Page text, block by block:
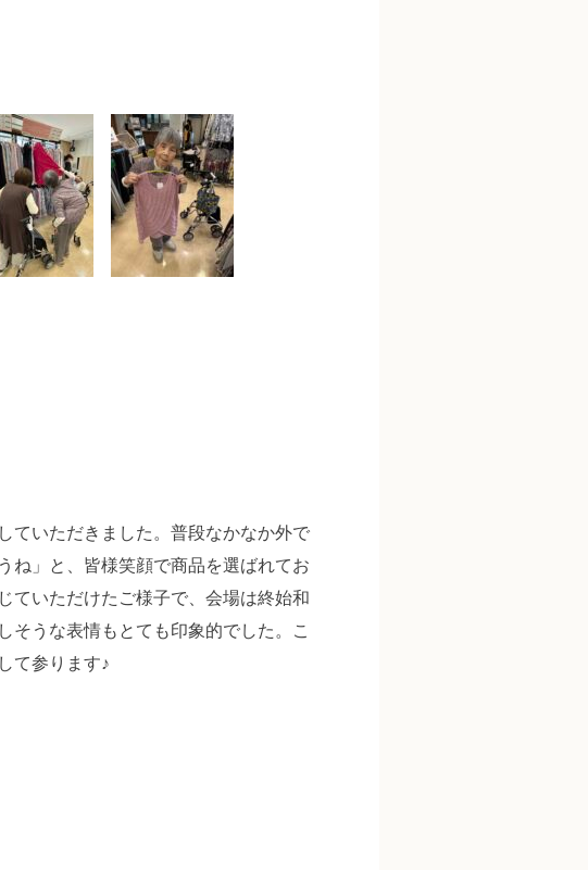
ていただきました。普段なかなか外で
ね」と、皆様笑顔で商品を選ばれてお
ていただけたご様子で、会場は終始和
そうな表情もとても印象的でした。こ
て参ります♪